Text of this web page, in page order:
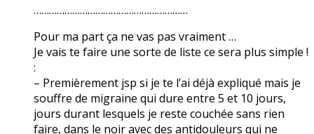
……………………………………………………
Pour ma part ça ne vas pas vraiment …
Je vais te faire une sorte de liste ce sera plus simple !
:
– Premièrement jsp si je te l’ai déjà expliqué mais je
souffre de migraine qui dure entre 5 et 10 jours,
jours durant lesquels je reste couchée sans rien
faire, dans le noir avec des antidouleurs qui ne